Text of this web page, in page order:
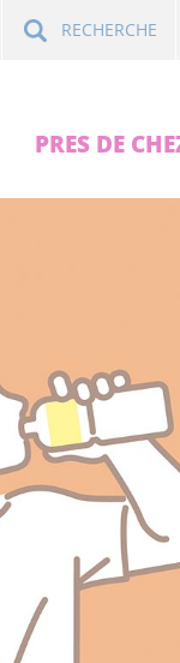
RECHERCHE
PRES DE